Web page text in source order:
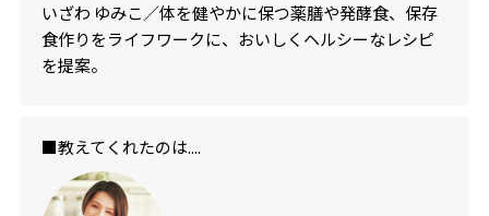
いざわ ゆみこ／体を健やかに保つ薬膳や発酵食、保存
食作りをライフワークに、おいしくヘルシーなレシピ
を提案。
■教えてくれたのは....